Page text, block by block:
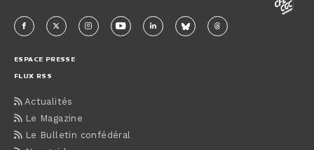
ESPACE PRESSE
FLUX RSS
Actualités
Le Magazine
Le Bulletin confédéral